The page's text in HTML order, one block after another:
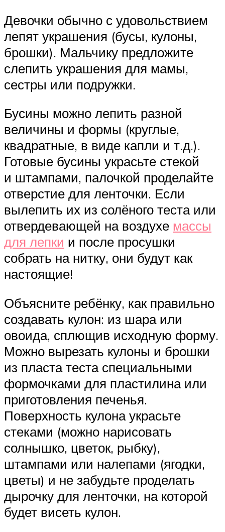
Девочки обычно с удовольствием
лепят украшения (бусы, кулоны,
брошки). Мальчику предложите
слепить украшения для мамы,
сестры или подружки.
Бусины можно лепить разной
величины и формы (круглые,
квадратные, в виде капли и т.д.).
Готовые бусины украсьте стекой
и штампами, палочкой проделайте
отверстие для ленточки. Если
вылепить их из солёного теста или
отвердевающей на воздухе массы
для лепки и после просушки
собрать на нитку, они будут как
настоящие!
Объясните ребёнку, как правильно
создавать кулон: из шара или
овоида, сплющив исходную форму.
Можно вырезать кулоны и брошки
из пласта теста специальными
формочками для пластилина или
приготовления печенья.
Поверхность кулона украсьте
стеками (можно нарисовать
солнышко, цветок, рыбку),
штампами или налепами (ягодки,
цветы) и не забудьте проделать
дырочку для ленточки, на которой
будет висеть кулон.